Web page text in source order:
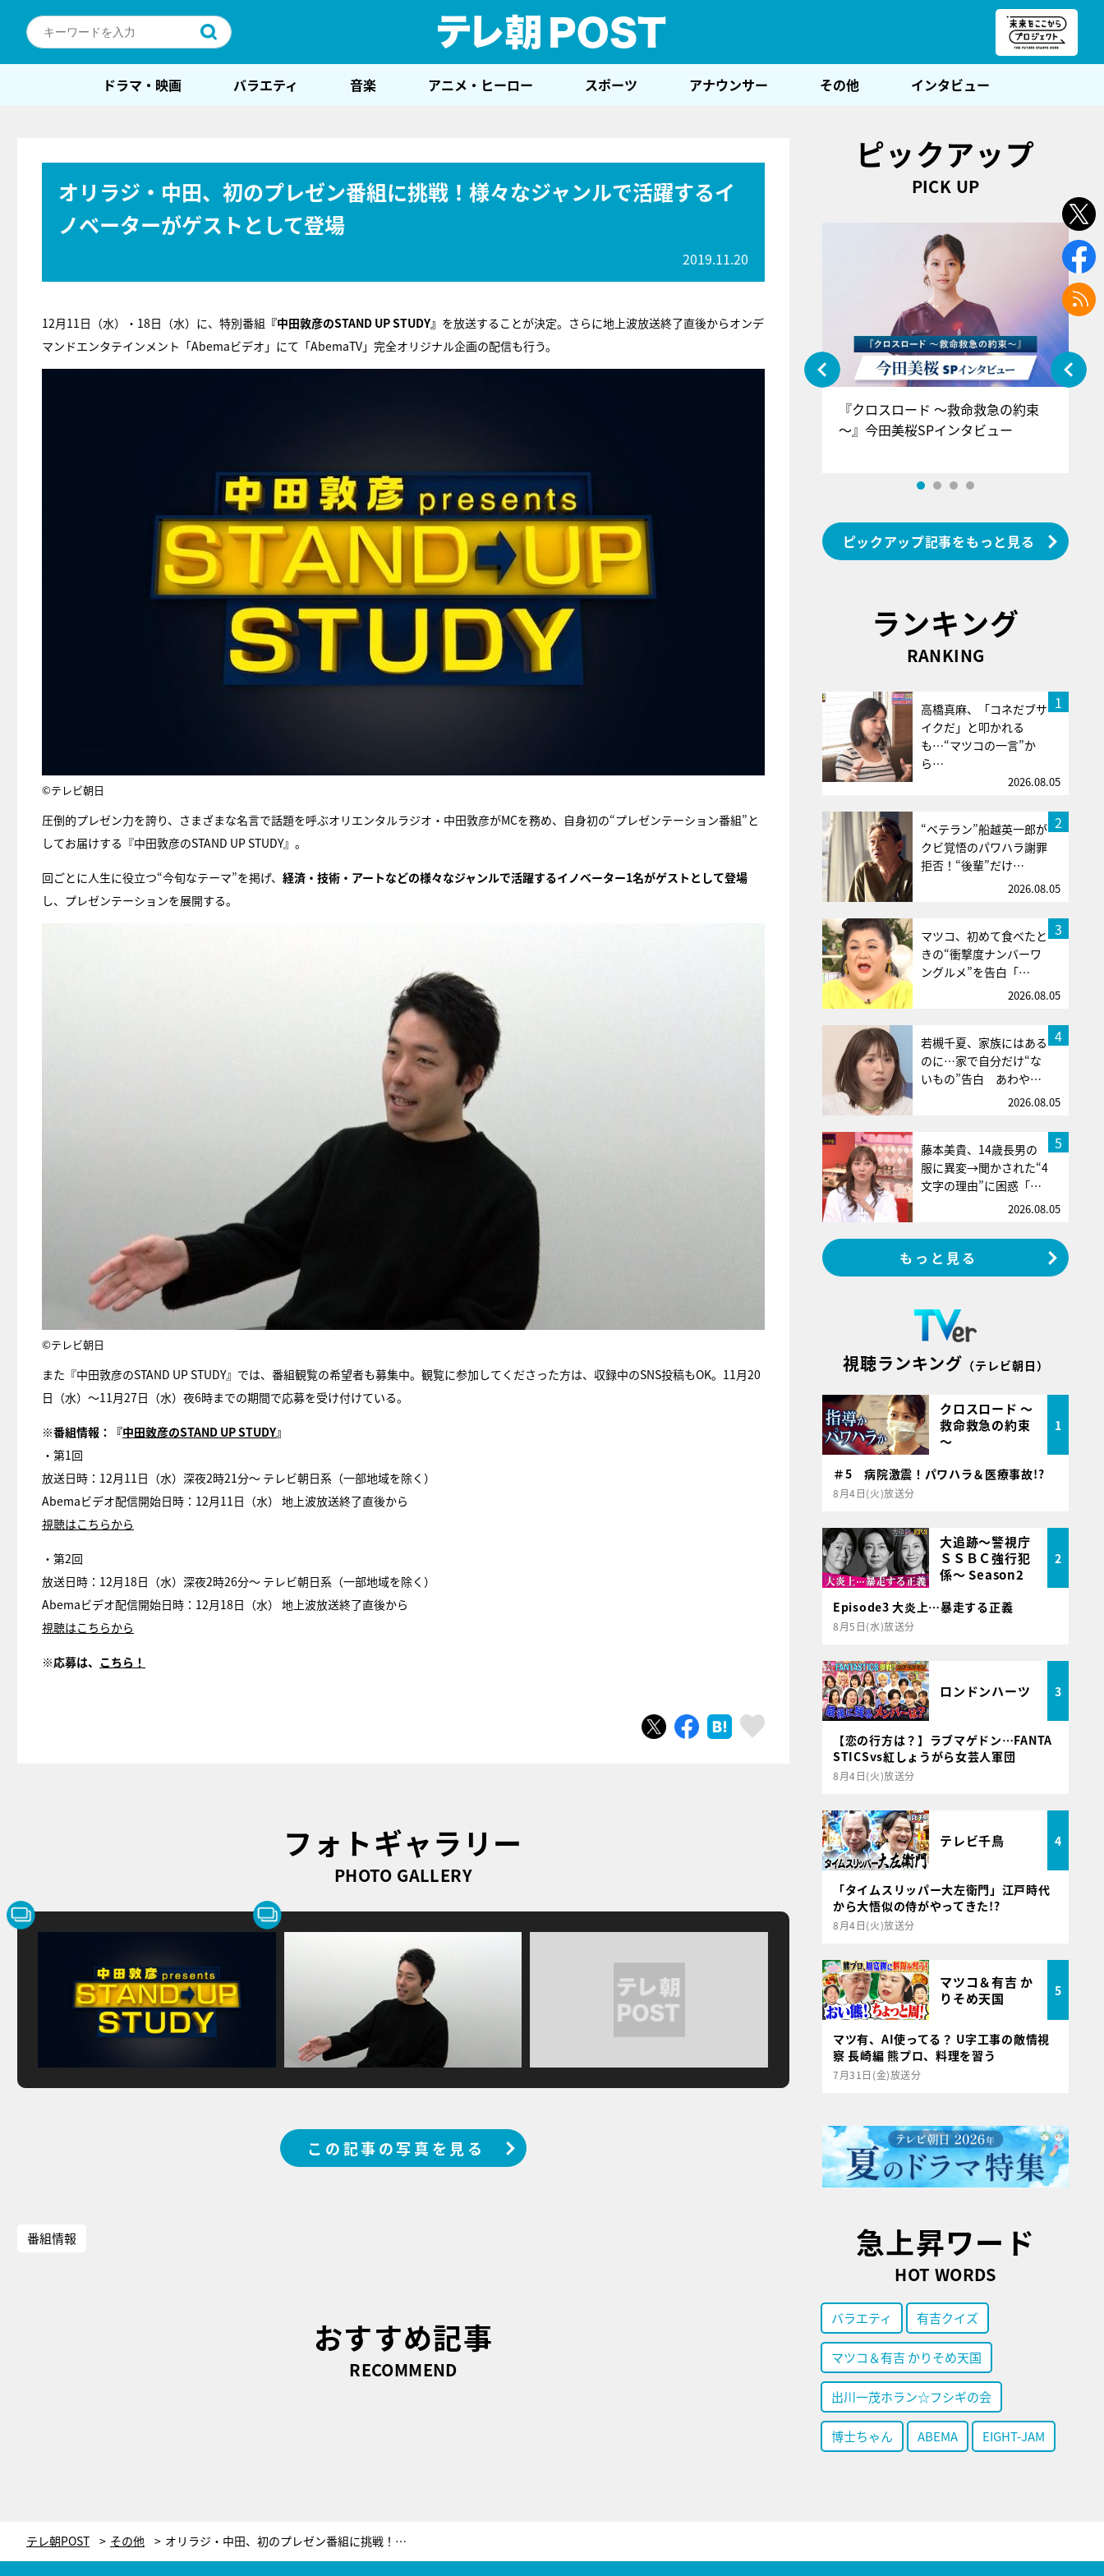
ドラマ・映画 バラエティ 音楽 アニメ・ヒーロー スポーツ アナウンサー その他 インタビュー
オリラジ・中田、初のプレゼン番組に挑戦！様々なジャンルで活躍するイ
ノベーターがゲストとして登場
2019.11.20
12月11日（水）・18日（水）に、特別番組 『中田敦彦のSTAND UP STUDY』 を放送することが決定。さらに地上波放送終了直後からオンデ
マンドエンタテインメント「Abemaビデオ」にて「AbemaTV」完全オリジナル企画の配信も行う。
©テレビ朝日
圧倒的プレゼン力を誇り、さまざまな名言で話題を呼ぶオリエンタルラジオ・中田敦彦がMCを務め、自身初の“プレゼンテーション番組”と
してお届けする『中田敦彦のSTAND UP STUDY』。
回ごとに人生に役立つ“今旬なテーマ”を掲げ、 経済・技術・アートなどの様々なジャンルで活躍するイノベーター1名がゲストとして登場
し、プレゼンテーションを展開する。
©テレビ朝日
また『中田敦彦のSTAND UP STUDY』では、番組観覧の希望者も募集中。観覧に参加してくださった方は、収録中のSNS投稿もOK。11月20
日（水）～11月27日（水）夜6時までの期間で応募を受け付けている。
※番組情報：『中田敦彦のSTAND UP STUDY』
・第1回
放送日時：12月11日（水）深夜2時21分～ テレビ朝日系（一部地域を除く）
Abemaビデオ配信開始日時：12月11日（水） 地上波放送終了直後から
視聴はこちらから
・第2回
放送日時：12月18日（水）深夜2時26分～ テレビ朝日系（一部地域を除く）
Abemaビデオ配信開始日時：12月18日（水） 地上波放送終了直後から
視聴はこちらから
※応募は、 こちら！
ツイートシェア はてブ スキボタン
フォトギャラリー
PHOTO GALLERY
この記事の写真を見る
番組情報
おすすめ記事
RECOMMEND
ピックアップ
PICK UP
『クロスロード ～救命救急の約束
～』今田美桜SPインタビュー
ピックアップ記事をもっと見る
ランキング
RANKING
1
高橋真麻、「コネだブサ
イクだ」と叩かれる
も…“マツコの一言”か
ら…
2026.08.05
2
“ベテラン”船越英一郎が
クビ覚悟のパワハラ謝罪
拒否！“後輩”だけ…
2026.08.05
3
マツコ、初めて食べたと
きの“衝撃度ナンバーワ
ングルメ”を告白「…
2026.08.05
4
若槻千夏、家族にはある
のに…家で自分だけ“な
いもの”告白 あわや…
2026.08.05
5
藤本美貴、14歳長男の
服に異変→聞かされた“4
文字の理由”に困惑「…
2026.08.05
もっと見る
視聴ランキング （テレビ朝日）
クロスロード ～
救命救急の約束
～
1
＃5 病院激震！パワハラ＆医療事故!?
8月4日(火)放送分
大追跡～警視庁
ＳＳＢＣ強行犯
係～ Season2
2
Episode3 大炎上…暴走する正義
8月5日(水)放送分
ロンドンハーツ 3
【恋の行方は？】ラブマゲドン…FANTA
STICSvs紅しょうがら女芸人軍団
8月4日(火)放送分
テレビ千鳥 4
「タイムスリッパー大左衛門」江戸時代
から大悟似の侍がやってきた!?
8月4日(火)放送分
マツコ＆有吉 か
りそめ天国
5
マツ有、AI使ってる？ U字工事の敵情視
察 長崎編 熊プロ、料理を習う
7月31日(金)放送分
急上昇ワード
HOT WORDS
バラエティ 有吉クイズ
マツコ＆有吉 かりそめ天国
出川一茂ホラン☆フシギの会
博士ちゃん ABEMA EIGHT-JAM
テレ朝POST その他 オリラジ・中田、初のプレゼン番組に挑戦！様々なジャンルで活躍するイノベーターがゲストとして登場